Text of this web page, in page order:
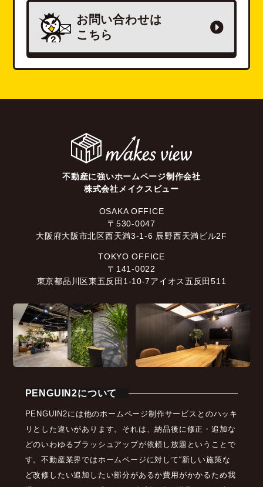
お問い合わせは
こちら
不動産に強いホームページ制作会社
株式会社メイクスビュー
OSAKA OFFICE
〒530-0047
大阪府大阪市北区西天満3-1-6 辰野西天満ビル2F
TOKYO OFFICE
〒141-0022
東京都品川区東五反田1-10-7アイオス五反田511
PENGUIN2について
PENGUIN2には他のホームページ制作サービスとのハッキ
リとした違いがあります。それは、納品後に修正・追加な
どのいわゆるブラッシュアップが依頼し放題ということで
す。不動産業界ではホームページに対して“新しい施策な
ど改修したい追加したい部分があるか費用がかかるため我